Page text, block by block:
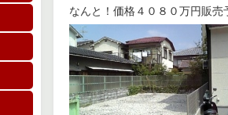
なんと！価格４０８０万円販売